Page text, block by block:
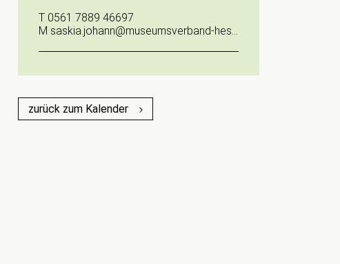
T 0561 7889 46697
M saskia.johann@museumsverband-hessen.de
zurück zum Kalender